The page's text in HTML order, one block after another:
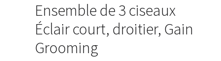
Ensemble de 3 ciseaux
Éclair court, droitier, Gain
Grooming